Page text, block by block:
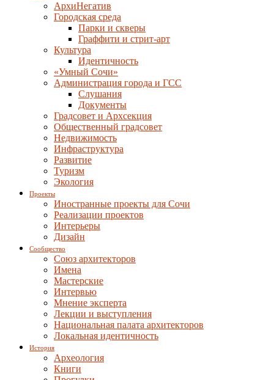
АрхиНегатив
Городская среда
Парки и скверы
Граффити и стрит-арт
Культура
Идентичность
«Умный Сочи»
Администрация города и ГСС
Слушания
Документы
Градсовет и Архсекция
Общественный градсовет
Недвижимость
Инфраструктура
Развитие
Туризм
Экология
Проекты
Иностранные проекты для Сочи
Реализации проектов
Интерьеры
Дизайн
Сообщество
Союз архитекторов
Имена
Мастерские
Интервью
Мнение эксперта
Лекции и выступления
Национальная палата архитекторов
Локальная идентичность
История
Археология
Книги